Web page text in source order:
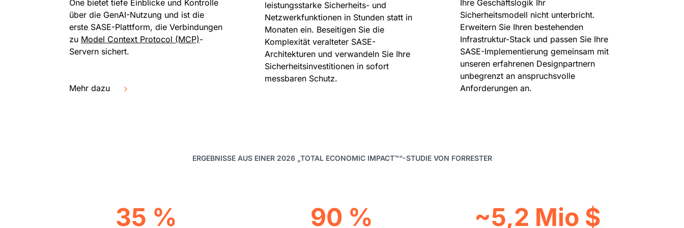
One bietet tiefe Einblicke und Kontrolle
über die GenAI-Nutzung und ist die
erste SASE-Plattform, die Verbindungen
zu Model Context Protocol (MCP)-
Servern sichert.
Mehr dazu
leistungsstarke Sicherheits- und
Netzwerkfunktionen in Stunden statt in
Monaten ein. Beseitigen Sie die
Komplexität veralteter SASE-
Architekturen und verwandeln Sie Ihre
Sicherheitsinvestitionen in sofort
messbaren Schutz.
Ihre Geschäftslogik Ihr
Sicherheitsmodell nicht unterbricht.
Erweitern Sie Ihren bestehenden
Infrastruktur-Stack und passen Sie Ihre
SASE-Implementierung gemeinsam mit
unseren erfahrenen Designpartnern
unbegrenzt an anspruchsvolle
Anforderungen an.
ERGEBNISSE AUS EINER 2026 „TOTAL ECONOMIC IMPACT™“-STUDIE VON FORRESTER
35 % 90 % ~5,2 Mio $